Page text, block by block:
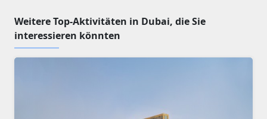
Weitere Top-Aktivitäten in Dubai, die Sie
interessieren könnten